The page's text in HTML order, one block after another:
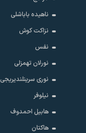
ناهیده باباشلی
نزاکت کوش
نفس
نورلان تهمزلی
نوری سرینلندیریجی
نیلوفر
هابیل احمدوف
هاکتان